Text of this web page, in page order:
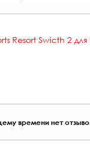
Resort Swicth 2
времени нет